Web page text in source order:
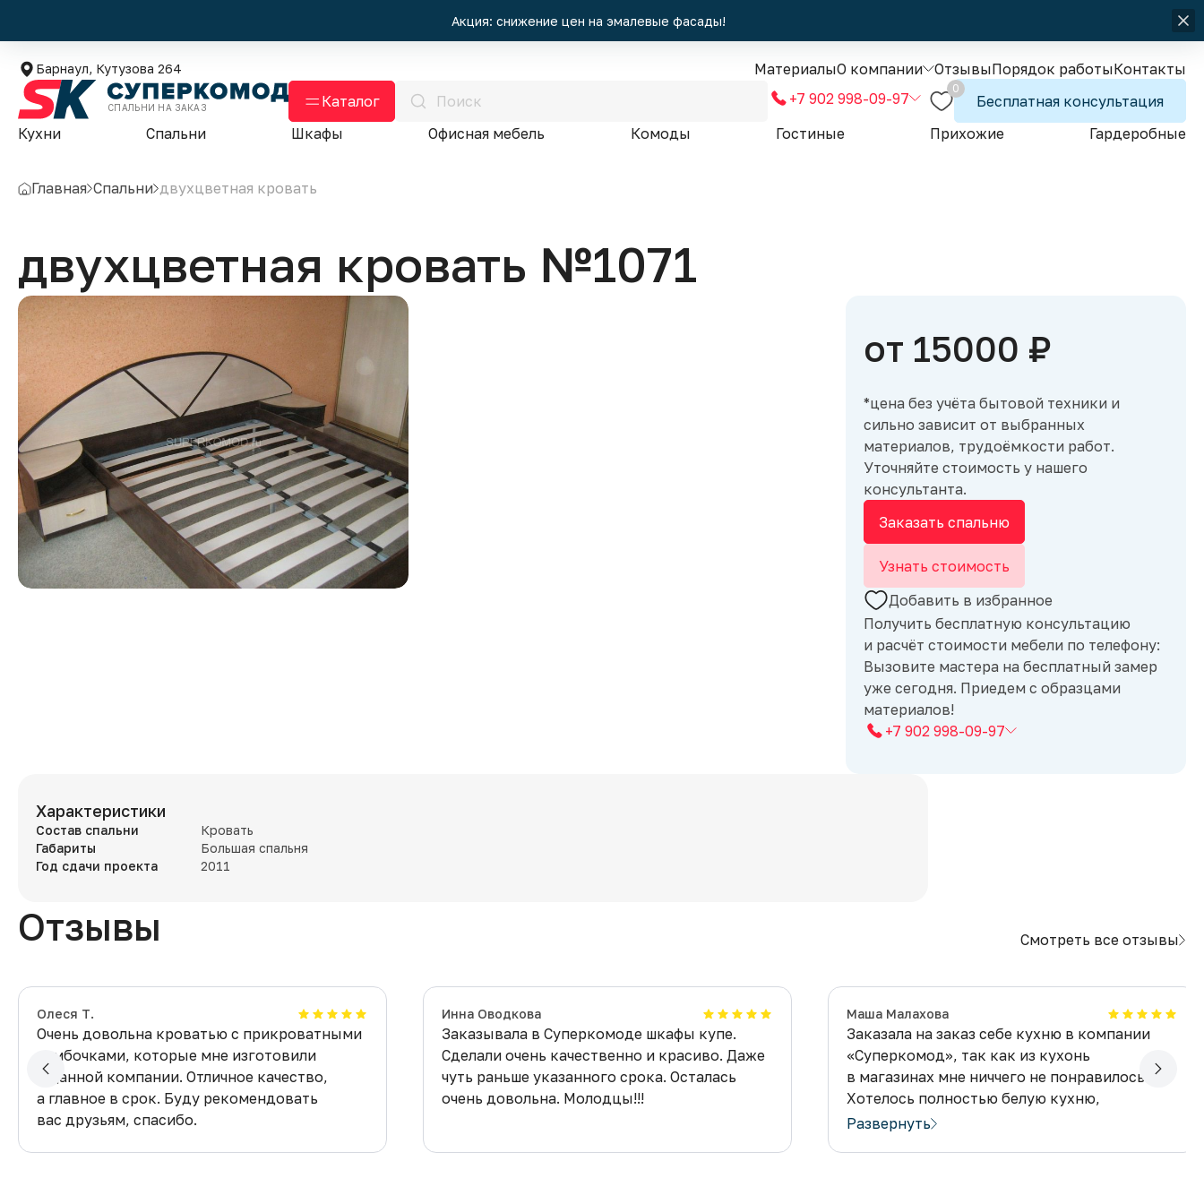
Акция: снижение цен на эмалевые фасады!
Барнаул, Кутузова 264 МатериалыО компании ОтзывыПорядок работыКонтакты
СПАЛЬНИ НА ЗАКАЗ Каталог +7 902 998-09-97
0
Бесплатная консультация
Кухни
Спальни Шкафы Офисная мебель Комоды Гостиные Прихожие Гардеробные
Главная Спальни двухцветная кровать
двухцветная кровать №1071
от 15000 ₽
*цена без учёта бытовой техники и
сильно зависит от выбранных
материалов, трудоёмкости работ.
Уточняйте стоимость у нашего
консультанта.
Заказать спальню
Узнать стоимость
Добавить в избранное
Получить бесплатную консультацию
и расчёт стоимости мебели по телефону:
Вызовите мастера на бесплатный замер
уже сегодня. Приедем с образцами
материалов!
+7 902 998-09-97
Характеристики
Состав спальни
Кровать
Габариты
Большая спальня
Год сдачи проекта
2011
Отзывы Смотреть все отзывы
Олеся Т.
Очень довольна кроватью с прикроватными
тумбочками, которые мне изготовили
в данной компании. Отличное качество,
а главное в срок. Буду рекомендовать
вас друзьям, спасибо.
Инна Оводкова
Заказывала в Суперкомоде шкафы купе.
Сделали очень качественно и красиво. Даже
чуть раньше указанного срока. Осталась
очень довольна. Молодцы!!!
​Маша Малахова
Заказала на заказ себе кухню в компании
«Суперкомод», так как из кухонь
в магазинах мне ниччего не понравилось.
Хотелось полностью белую кухню,
со специальным расположением ящиков,
Развернуть